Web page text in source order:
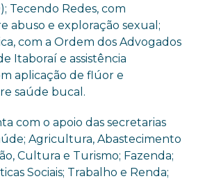
Tecendo Redes, com
abuso e exploração sexual;
com a Ordem dos Advogados
Itaboraí e assistência
aplicação de flúor e
saúde bucal.
com o apoio das secretarias
Agricultura, Abastecimento
Cultura e Turismo; Fazenda;
Sociais; Trabalho e Renda;